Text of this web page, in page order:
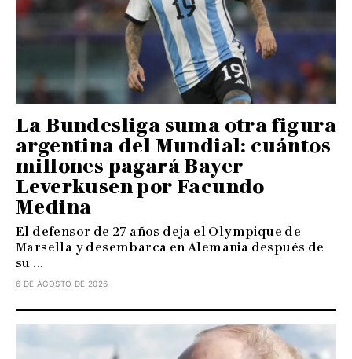
La Bundesliga suma otra figura
argentina del Mundial: cuántos
millones pagará Bayer
Leverkusen por Facundo
Medina
El defensor de 27 años deja el Olympique de
Marsella y desembarca en Alemania después de
su ...
6 DE AGOSTO DE 2026